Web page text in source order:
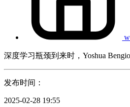
深度学习瓶颈到来时，Yoshua
发布时间：
2025-02-28 19:55